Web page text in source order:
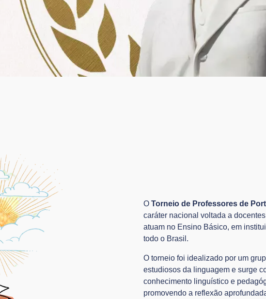
O Torneio de Professores de
caráter nacional voltada a
atuam no Ensino Básico, em
todo o Brasil.
O torneio foi idealizado por um
estudiosos da linguagem e surge
conhecimento linguístico e
promovendo a reflexão